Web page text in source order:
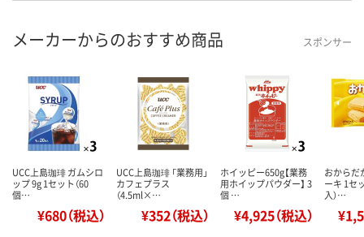
メーカーからのおすすめ商品 スポンサー
UCC上島珈琲 ガムシロ
ップ 9g 1セット（60
個…
¥680（税込）
UCC上島珈琲 「業務用」
カフェプラス
（4.5ml×…
¥352（税込）
ホイッピー650g【業務
用ホイップパウダー】 3
個 …
¥4,925（税込）
おからだ
ーキ 1セ
入）…